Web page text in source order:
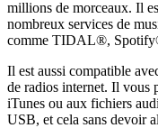
millions de morceaux. Il
nombreux services de
comme TIDAL®,
Il est aussi compatible
de radios internet. Il vous
iTunes ou aux fichiers
USB, et cela sans devoir